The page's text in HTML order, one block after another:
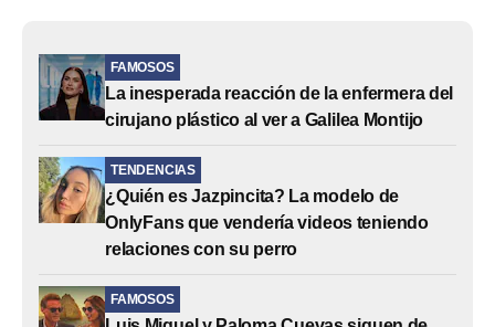
FAMOSOS
La inesperada reacción de la enfermera del
cirujano plástico al ver a Galilea Montijo
TENDENCIAS
¿Quién es Jazpincita? La modelo de
OnlyFans que vendería videos teniendo
relaciones con su perro
FAMOSOS